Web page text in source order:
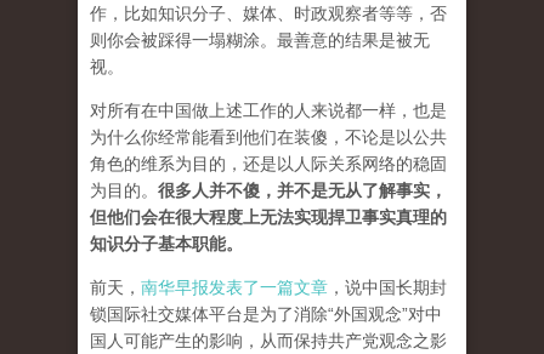
作，比如知识分子、媒体、时政观察者等等，否
则你会被踩得一塌糊涂。最善意的结果是被无
视。
对所有在中国做上述工作的人来说都一样，也是
为什么你经常能看到他们在装傻，不论是以公共
角色的维系为目的，还是以人际关系网络的稳固
为目的。 很多人并不傻，并不是无从了解事实，
但他们会在很大程度上无法实现捍卫事实真理的
知识分子基本职能。
前天， 南华早报发表了一篇文章 ，说中国长期封
锁国际社交媒体平台是为了消除“外国观念”对中
国人可能产生的影响，从而保持共产党观念之影